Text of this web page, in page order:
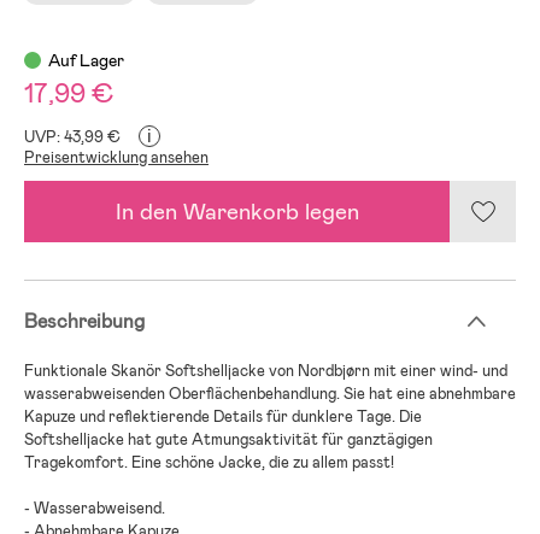
Auf Lager
17,99 €
UVP: 43,99 € i
Preisentwicklung ansehen
In den Warenkorb legen
Beschreibung
Funktionale Skanör Softshelljacke von Nordbjørn mit einer wind- und
wasserabweisenden Oberflächenbehandlung. Sie hat eine abnehmbare
Kapuze und reflektierende Details für dunklere Tage. Die
Softshelljacke hat gute Atmungsaktivität für ganztägigen
Tragekomfort. Eine schöne Jacke, die zu allem passt!
- Wasserabweisend.